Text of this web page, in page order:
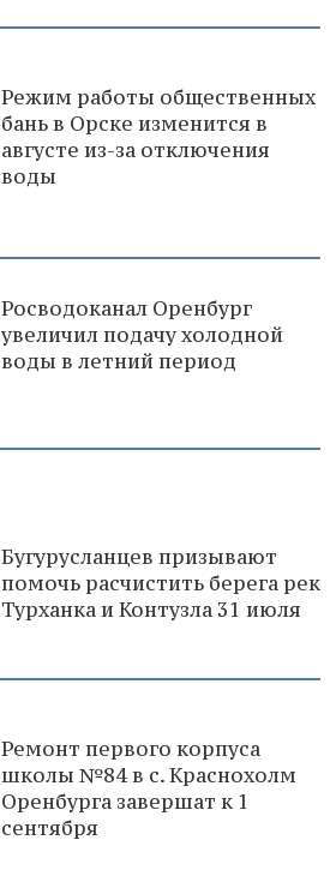
Режим работы общественных
бань в Орске изменится в
августе из-за отключения
воды
Росводоканал Оренбург
увеличил подачу холодной
воды в летний период
Бугурусланцев призывают
помочь расчистить берега рек
Турханка и Контузла 31 июля
Ремонт первого корпуса
школы №84 в с. Краснохолм
Оренбурга завершат к 1
сентября